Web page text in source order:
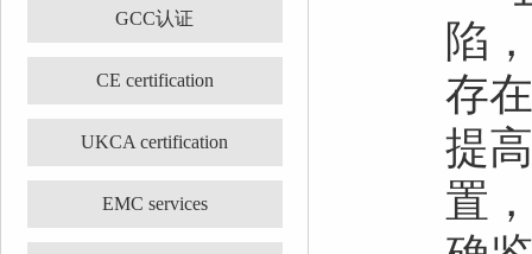
GCC认证
CE certification
UKCA certification
EMC services
陷
存
提
置